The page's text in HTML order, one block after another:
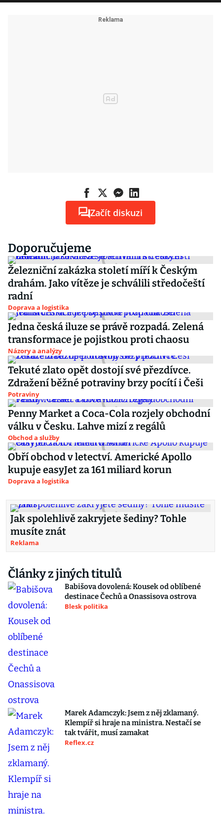
Začít diskuzi
Doporučujeme
Železniční zakázka století míří k Českým
drahám. Jako vítěze je schválili středočeští
radní
Doprava a logistika
Jedna česká iluze se právě rozpadá. Zelená
transformace je pojistkou proti chaosu
Názory a analýzy
Tekuté zlato opět dostojí své přezdívce.
Zdražení běžné potraviny brzy pocítí i Češi
Potraviny
Penny Market a Coca-Cola rozjely obchodní
válku v Česku. Lahve mizí z regálů
Obchod a služby
Obří obchod v letectví. Americké Apollo
kupuje easyJet za 161 miliard korun
Doprava a logistika
Jak spolehlivě zakryjete šediny? Tohle
musíte znát
Reklama
Články z jiných titulů
Babišova dovolená: Kousek od oblíbené
destinace Čechů a Onassisova ostrova
Blesk politika
Marek Adamczyk: Jsem z něj zklamaný.
Klempíř si hraje na ministra. Nestačí se
tak tvářit, musí zamakat
Reflex.cz